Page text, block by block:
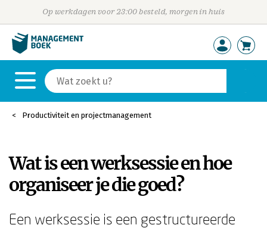
Op werkdagen voor 23:00 besteld, morgen in huis
Productiviteit en projectmanagement
Wat is een werksessie en hoe
organiseer je die goed?
Een werksessie is een gestructureerde